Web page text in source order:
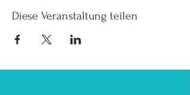
Diese Veranstaltung teilen